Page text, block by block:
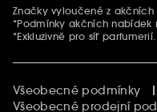
Další informace
Značky vyloučené z akčních
*Podmínky akčních
*Exkluzivně pro síť parfumerií.
Všeobecné podmínky
Všeobecné prodejní